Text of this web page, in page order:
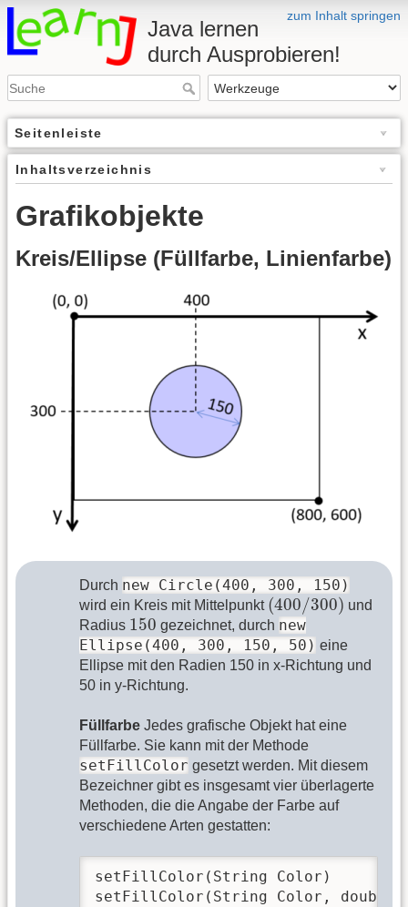
zum Inhalt springen
Java lernen
durch Ausprobieren!
Seitenleiste
Inhaltsverzeichnis
Grafikobjekte
Kreis/Ellipse (Füllfarbe, Linienfarbe)
Durch new Circle(400, 300, 150)
wird ein Kreis mit Mittelpunkt (400/300)
(400/300) und
Radius 150
150 gezeichnet, durch new
Ellipse(400, 300, 150, 50) eine
Ellipse mit den Radien 150 in x-Richtung und
50 in y-Richtung.
Füllfarbe Jedes grafische Objekt hat eine
Füllfarbe. Sie kann mit der Methode
setFillColor gesetzt werden. Mit diesem
Bezeichner gibt es insgesamt vier überlagerte
Methoden, die die Angabe der Farbe auf
verschiedene Arten gestatten:
setFillColor(String Color)
setFillColor(String Color, double